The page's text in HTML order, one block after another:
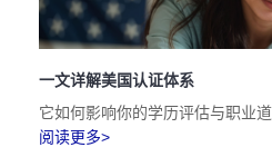
一文详解美国认证体系
它如何影响你的学历评估与职业
阅读更多>